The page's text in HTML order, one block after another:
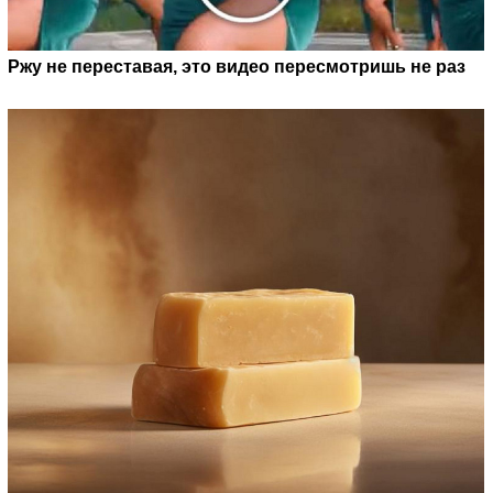
Ржу не переставая, это видео пересмотришь не раз